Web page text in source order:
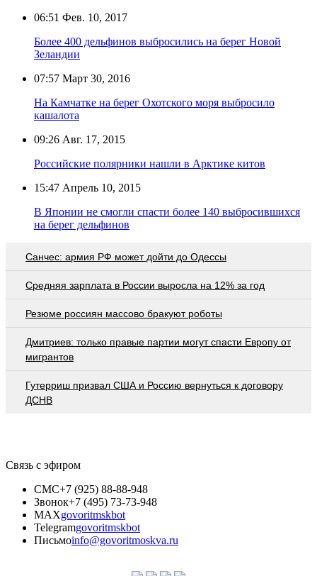
06:51 Фев. 10, 2017
Более 400 дельфинов выбросились на берег Новой
Зеландии
07:57 Март 30, 2016
На Камчатке на берег Охотского моря выбросило
кашалота
09:26 Авг. 17, 2015
Российские полярники нашли в Арктике китов
15:47 Апрель 10, 2015
В Японии не смогли спасти более 140 выбросившихся
на берег дельфинов
Санчес: армия РФ может дойти до Одессы
Средняя зарплата в России выросла на 12% за год
Резюме россиян массово бракуют роботы
Дмитриев: только правые партии могут спасти Европу от
мигрантов
Гутерриш призвал США и Россию вернуться к договору
ДСНВ
Связь с эфиром
СМС+7 (925) 88-88-948
Звонок+7 (495) 73-73-948
MAXgovoritmskbot
Telegramgovoritmskbot
Письмоinfo@govoritmoskva.ru